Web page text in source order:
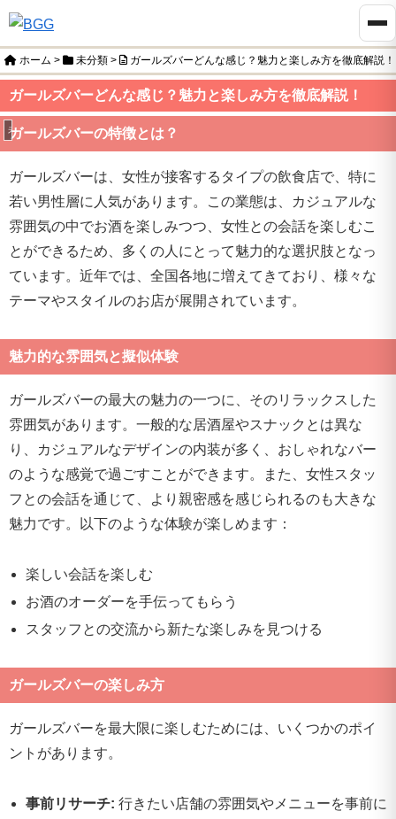
ホーム > 未分類 > ガールズバーどんな感じ？魅力と楽しみ方を徹底解説！
ガールズバーどんな感じ？魅力と楽しみ方を徹底解説！
未分類
ガールズバーの特徴とは？
ガールズバーは、女性が接客するタイプの飲食店で、特に
若い男性層に人気があります。この業態は、カジュアルな
雰囲気の中でお酒を楽しみつつ、女性との会話を楽しむこ
とができるため、多くの人にとって魅力的な選択肢となっ
ています。近年では、全国各地に増えてきており、様々な
テーマやスタイルのお店が展開されています。
魅力的な雰囲気と擬似体験
ガールズバーの最大の魅力の一つに、そのリラックスした
雰囲気があります。一般的な居酒屋やスナックとは異な
り、カジュアルなデザインの内装が多く、おしゃれなバー
のような感覚で過ごすことができます。また、女性スタッ
フとの会話を通じて、より親密感を感じられるのも大きな
魅力です。以下のような体験が楽しめます：
楽しい会話を楽しむ
お酒のオーダーを手伝ってもらう
スタッフとの交流から新たな楽しみを見つける
ガールズバーの楽しみ方
ガールズバーを最大限に楽しむためには、いくつかのポイ
ントがあります。
事前リサーチ: 行きたい店舗の雰囲気やメニューを事前に